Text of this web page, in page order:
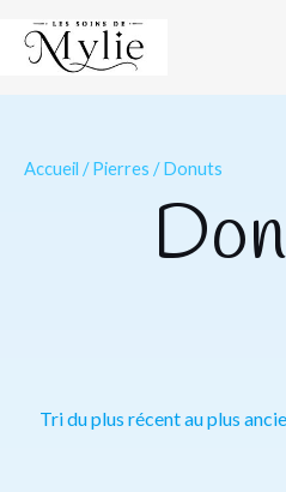
Accueil /Pierres / Donuts